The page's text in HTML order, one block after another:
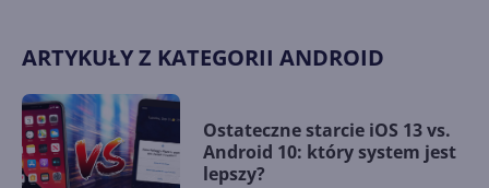
ARTYKUŁY Z KATEGORII ANDROID
Ostateczne starcie iOS 13 vs.
Android 10: który system jest
lepszy?